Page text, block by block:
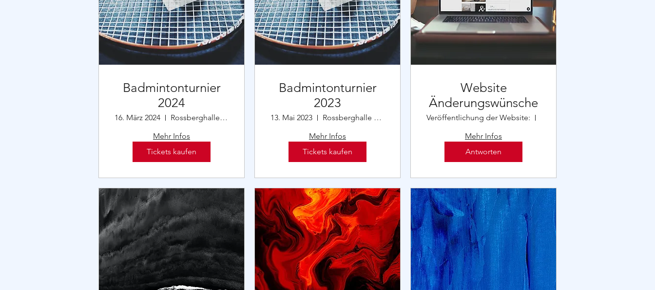
Badmintonturnier
2024
16. März 2024
Rossberghalle St. Georgen
Mehr Infos
Tickets kaufen
Badmintonturnier
2023
13. Mai 2023
Rossberghalle St. Georgen
Mehr Infos
Tickets kaufen
Website
Änderungswünsche
Veröffentlichung der Website:
Mehr Infos
Antworten